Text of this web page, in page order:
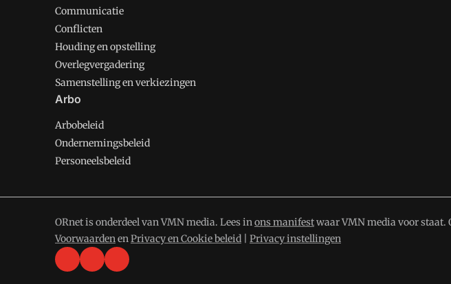
Communicatie
Conflicten
Houding en opstelling
Overlegvergadering
Samenstelling en verkiezingen
Arbo
Arbobeleid
Ondernemingsbeleid
Personeelsbeleid
ORnet is onderdeel van VMN media. Lees inons manifestwaar VMN media voor staat.
VoorwaardenenPrivacy en Cookie beleid Privacy instellingen